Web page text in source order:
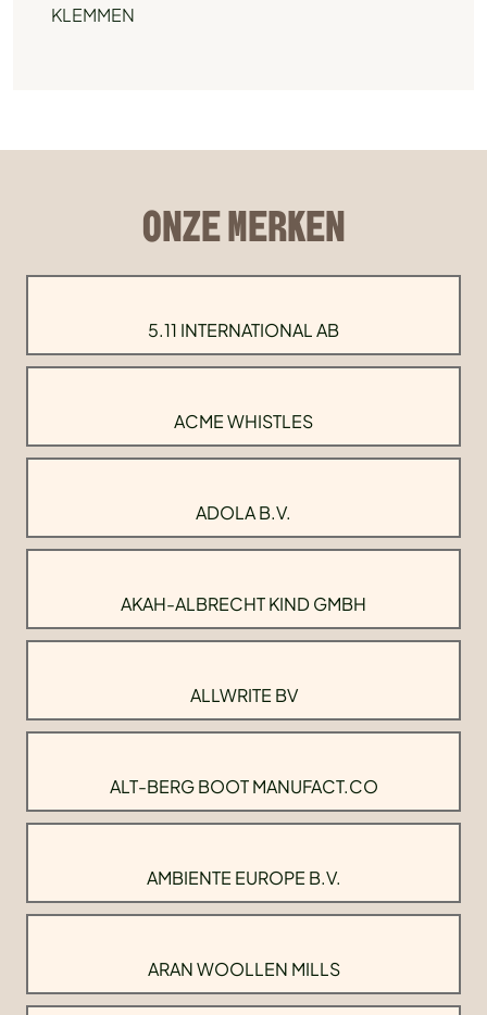
KLEMMEN
ONZE MERKEN
5.11 INTERNATIONAL AB
ACME WHISTLES
ADOLA B.V.
AKAH-ALBRECHT KIND GMBH
ALLWRITE BV
ALT-BERG BOOT MANUFACT.CO
AMBIENTE EUROPE B.V.
ARAN WOOLLEN MILLS